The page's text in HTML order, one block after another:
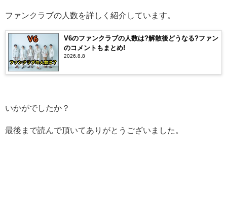
ファンクラブの人数を詳しく紹介しています。
V6のファンクラブの人数は?解散後どうなる?ファン
のコメントもまとめ!
2026.8.8
いかがでしたか？
最後まで読んで頂いてありがとうございました。